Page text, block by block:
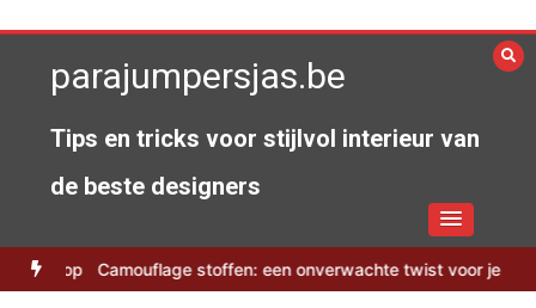
naar
inhoud
parajumpersjas.be
Tips en tricks voor stijlvol interieur van
de beste designers
Camouflage stoffen: een onverwachte twist voor je